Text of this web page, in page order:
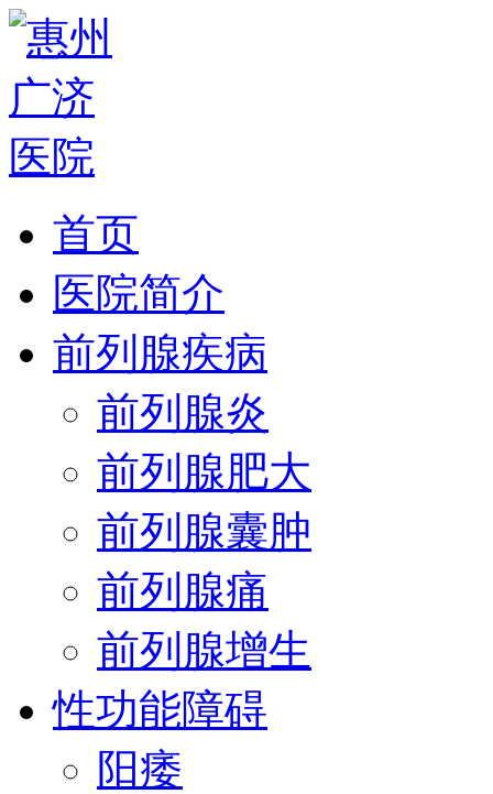
首页
医院简介
前列腺疾病
前列腺炎
前列腺肥大
前列腺囊肿
前列腺痛
前列腺增生
性功能障碍
阳痿